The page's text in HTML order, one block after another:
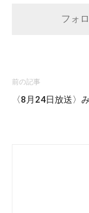
フォ
前の記事
〈8月24日放送〉